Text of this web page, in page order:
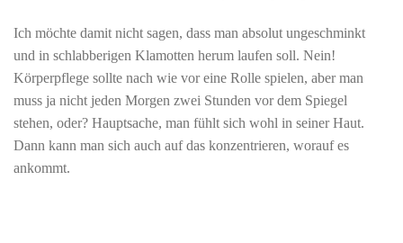
Ich möchte damit nicht sagen, dass man absolut ungeschminkt
und in schlabberigen Klamotten herum laufen soll. Nein!
Körperpflege sollte nach wie vor eine Rolle spielen, aber man
muss ja nicht jeden Morgen zwei Stunden vor dem Spiegel
stehen, oder? Hauptsache, man fühlt sich wohl in seiner Haut.
Dann kann man sich auch auf das konzentrieren, worauf es
ankommt.